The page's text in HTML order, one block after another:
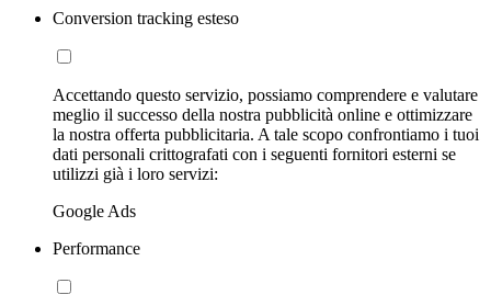
Conversion tracking esteso
Accettando questo servizio, possiamo comprendere e valutare
meglio il successo della nostra pubblicità online e ottimizzare
la nostra offerta pubblicitaria. A tale scopo confrontiamo i tuoi
dati personali crittografati con i seguenti fornitori esterni se
utilizzi già i loro servizi:
Google Ads
Performance